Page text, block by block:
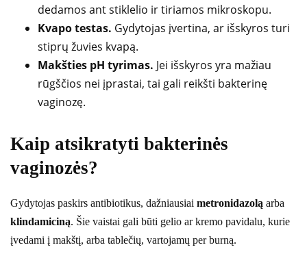
dedamos ant stiklelio ir tiriamos mikroskopu.
Kvapo testas. Gydytojas įvertina, ar išskyros turi
stiprų žuvies kvapą.
Makšties pH tyrimas. Jei išskyros yra mažiau
rūgščios nei įprastai, tai gali reikšti bakterinę
vaginozę.
Kaip atsikratyti bakterinės
vaginozės?
Gydytojas paskirs antibiotikus, dažniausiai metronidazolą arba
klindamiciną. Šie vaistai gali būti gelio ar kremo pavidalu, kurie
įvedami į makštį, arba tablečių, vartojamų per burną.